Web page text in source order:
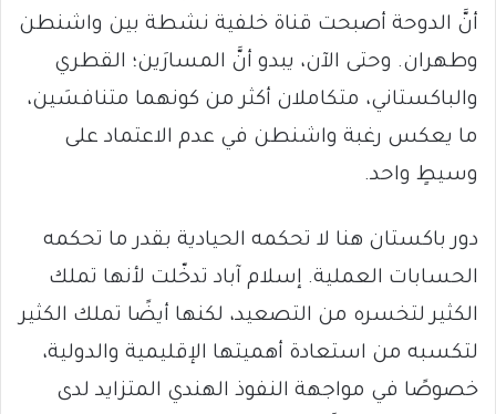
أنَّ الدوحة أصبحت قناة خلفية نشطة بين واشنطن
وطهران. وحتى الآن، يبدو أنَّ المسارَين؛ القطري
والباكستاني، متكاملان أكثر من كونهما متنافسَين،
ما يعكس رغبة واشنطن في عدم الاعتماد على
وسيطٍ واحد.
دور باكستان هنا لا تحكمه الحيادية بقدر ما تحكمه
الحسابات العملية. إسلام آباد تدخّلت لأنها تملك
الكثير لتخسره من التصعيد، لكنها أيضًا تملك الكثير
لتكسبه من استعادة أهميتها الإقليمية والدولية،
خصوصًا في مواجهة النفوذ الهندي المتزايد لدى